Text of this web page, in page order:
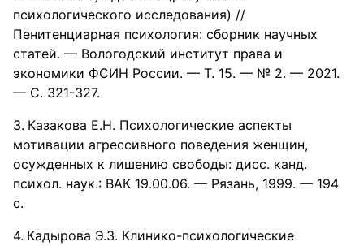
психологического исследования) //
Пенитенциарная психология: сборник научных
статей. — Вологодский институт права и
экономики ФСИН России. — Т. 15. — № 2. — 2021.
— С. 321-327.
Казакова Е.Н. Психологические аспекты
мотивации агрессивного поведения женщин,
осужденных к лишению свободы: дисс. канд.
психол. наук.: ВАК 19.00.06. — Рязань, 1999. — 194
с.
Кадырова Э.З. Клинико-психологические